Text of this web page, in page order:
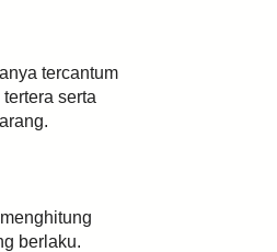
tercantum
serta
berlaku.